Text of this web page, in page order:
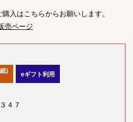
入はこちらからお願いします。
売ページ
)
eギフト利用
４７